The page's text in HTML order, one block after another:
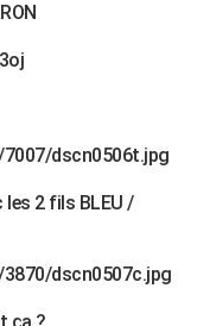
dscn0506t.jpg
les 2 fils BLEU /
dscn0507c.jpg